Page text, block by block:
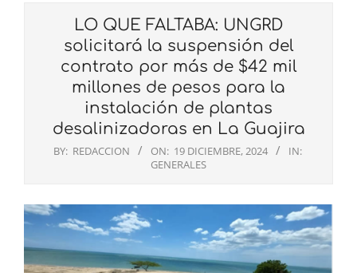
LO QUE FALTABA: UNGRD
solicitará la suspensión del
contrato por más de $42 mil
millones de pesos para la
instalación de plantas
desalinizadoras en La Guajira
BY: REDACCION ON: 19 DICIEMBRE, 2024
IN:
GENERALES